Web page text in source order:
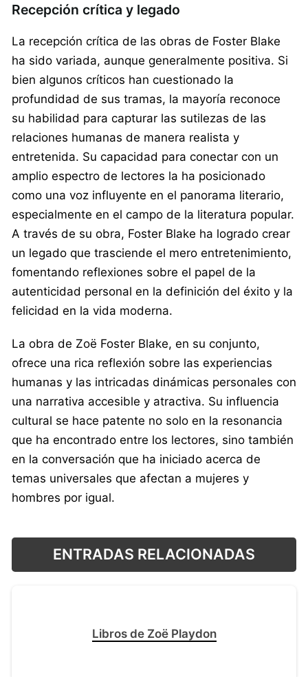
Recepción crítica y legado
La recepción crítica de las obras de Foster Blake
ha sido variada, aunque generalmente positiva. Si
bien algunos críticos han cuestionado la
profundidad de sus tramas, la mayoría reconoce
su habilidad para capturar las sutilezas de las
relaciones humanas de manera realista y
entretenida. Su capacidad para conectar con un
amplio espectro de lectores la ha posicionado
como una voz influyente en el panorama literario,
especialmente en el campo de la literatura popular.
A través de su obra, Foster Blake ha logrado crear
un legado que trasciende el mero entretenimiento,
fomentando reflexiones sobre el papel de la
autenticidad personal en la definición del éxito y la
felicidad en la vida moderna.
La obra de Zoë Foster Blake, en su conjunto,
ofrece una rica reflexión sobre las experiencias
humanas y las intricadas dinámicas personales con
una narrativa accesible y atractiva. Su influencia
cultural se hace patente no solo en la resonancia
que ha encontrado entre los lectores, sino también
en la conversación que ha iniciado acerca de
temas universales que afectan a mujeres y
hombres por igual.
ENTRADAS RELACIONADAS
Libros de Zoë Playdon